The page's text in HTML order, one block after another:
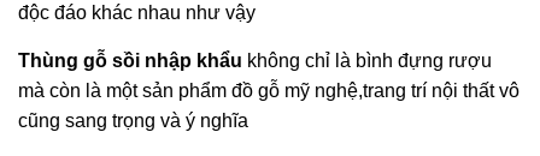
độc đáo khác nhau như vậy
Thùng gỗ sồi nhập khẩu không chỉ là bình đựng rượu
mà còn là một sản phẩm đồ gỗ mỹ nghệ,trang trí nội thất vô
cũng sang trọng và ý nghĩa